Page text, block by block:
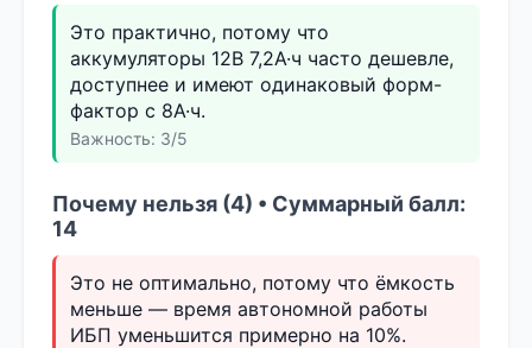
Это практично, потому что
аккумуляторы 12В 7,2А·ч часто дешевле,
доступнее и имеют одинаковый форм-
фактор с 8А·ч.
Важность: 3/5
Почему нельзя (4) • Суммарный балл:
14
Это не оптимально, потому что ёмкость
меньше — время автономной работы
ИБП уменьшится примерно на 10%.